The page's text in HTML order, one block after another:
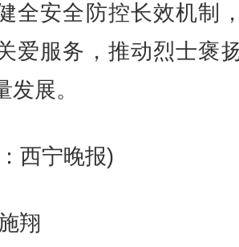
全安全防控长效机制
爱服务，推动烈士褒
展。
宁晚报)
翔